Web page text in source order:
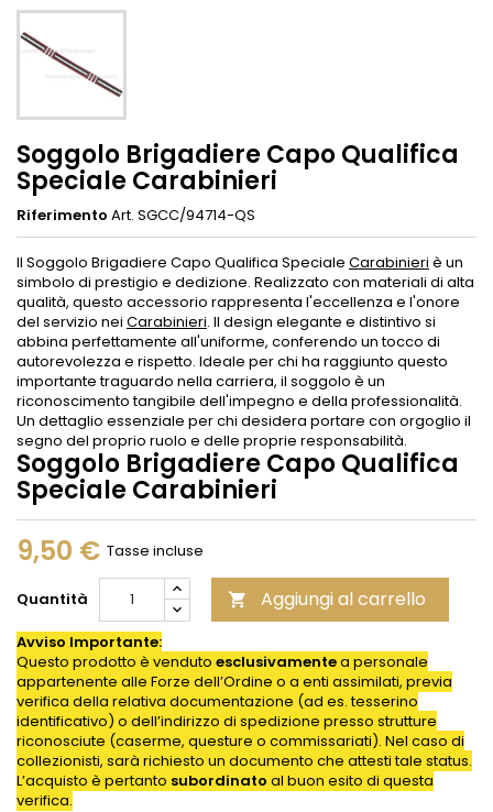
Soggolo Brigadiere Capo Qualifica
Speciale Carabinieri
Riferimento Art. SGCC/94714-QS
Il Soggolo Brigadiere Capo Qualifica Speciale Carabinieri è un
simbolo di prestigio e dedizione. Realizzato con materiali di alta
qualità, questo accessorio rappresenta l'eccellenza e l'onore
del servizio nei Carabinieri. Il design elegante e distintivo si
abbina perfettamente all'uniforme, conferendo un tocco di
autorevolezza e rispetto. Ideale per chi ha raggiunto questo
importante traguardo nella carriera, il soggolo è un
riconoscimento tangibile dell'impegno e della professionalità.
Un dettaglio essenziale per chi desidera portare con orgoglio il
segno del proprio ruolo e delle proprie responsabilità.
Soggolo Brigadiere Capo Qualifica
Speciale Carabinieri
9,50 € Tasse incluse
Quantità  Aggiungi al carrello
Avviso Importante:
Questo prodotto è venduto esclusivamentea personale
appartenente alle Forze dell’Ordine o a enti assimilati, previa
verifica della relativa documentazione (ad es. tesserino
identificativo) o dell’indirizzo di spedizione presso strutture
riconosciute (caserme, questure o commissariati). Nel caso di
collezionisti, sarà richiesto un documento che attesti tale status.
L’acquisto è pertanto subordinato al buon esito di questa
verifica.